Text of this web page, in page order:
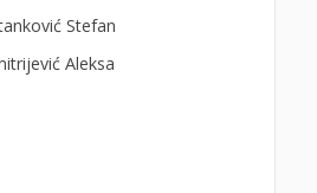
Stefan
Aleksa